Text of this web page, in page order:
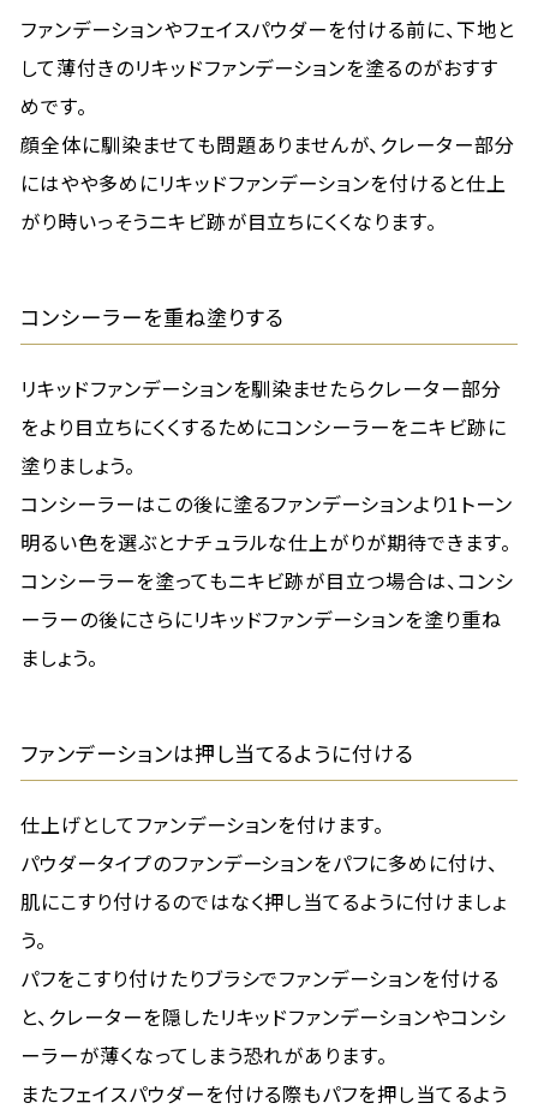
ファンデーションやフェイスパウダーを付ける前に、下地と
して薄付きのリキッドファンデーションを塗るのがおすす
めです。
顔全体に馴染ませても問題ありませんが、クレーター部分
にはやや多めにリキッドファンデーションを付けると仕上
がり時いっそうニキビ跡が目立ちにくくなります。
コンシーラーを重ね塗りする
リキッドファンデーションを馴染ませたらクレーター部分
をより目立ちにくくするためにコンシーラーをニキビ跡に
塗りましょう。
コンシーラーはこの後に塗るファンデーションより1トーン
明るい色を選ぶとナチュラルな仕上がりが期待できます。
コンシーラーを塗ってもニキビ跡が目立つ場合は、コンシ
ーラーの後にさらにリキッドファンデーションを塗り重ね
ましょう。
ファンデーションは押し当てるように付ける
仕上げとしてファンデーションを付けます。
パウダータイプのファンデーションをパフに多めに付け、
肌にこすり付けるのではなく押し当てるように付けましょ
う。
パフをこすり付けたりブラシでファンデーションを付ける
と、クレーターを隠したリキッドファンデーションやコンシ
ーラーが薄くなってしまう恐れがあります。
またフェイスパウダーを付ける際もパフを押し当てるよう